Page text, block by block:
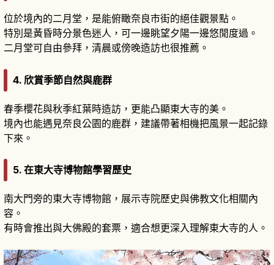
位於境內的二月堂，是能俯瞰奈良市街的絕佳觀景點。
特別是黃昏時分景色迷人，可一邊眺望夕陽一邊悠閒度過。
二月堂可自由參拜，清晨或傍晚造訪也很推薦。
4. 欣賞季節自然與鹿群
春季櫻花與秋季紅葉時造訪，更能凸顯東大寺的美。
境內也能遇見奈良公園的鹿群，建議帶著相機把風景一起記錄
下來。
5. 在東大寺博物館學習歷史
南大門旁的東大寺博物館，展示寺院歷史與佛教文化相關內
容。
有時會推出與大佛殿的套票，適合想更深入理解東大寺的人。